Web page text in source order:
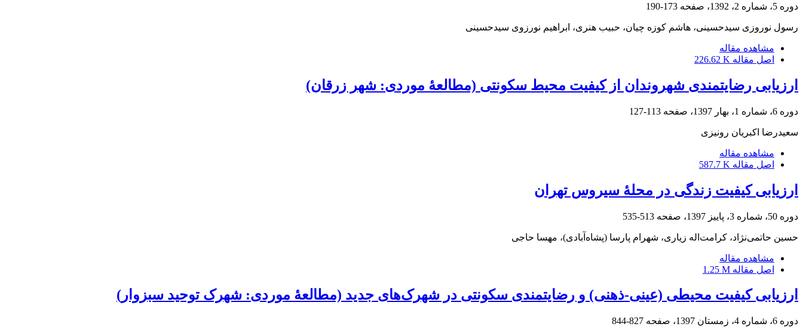
دوره 5، شماره 2، 1392، صفحه 173-190
رسول نوروزی سیدحسینی، هاشم کوزه چیان، حبیب هنری، ابراهیم نورزوی سیدحسینی
مشاهده مقاله
اصل مقاله 226.62 K
ارزیابی رضایتمندی شهروندان از کیفیت محیط سکونتی (مطالعۀ موردی: شهر زرقان)
دوره 6، شماره 1، بهار 1397، صفحه 113-127
سعیدرضا اکبریان رونیزی
مشاهده مقاله
اصل مقاله 587.7 K
ارزیابی کیفیت زندگی در محلۀ سیروس تهران
دوره 50، شماره 3، پاییز 1397، صفحه 513-535
حسین حاتمی‌نژاد، کرامت‌اله زیاری، شهرام پارسا (پشاه‌آبادی)، مهسا حاجی
مشاهده مقاله
اصل مقاله 1.25 M
ارزیابی کیفیت محیطی (عینی-ذهنی) و رضایتمندی سکونتی در شهرک‌های جدید (مطالعۀ موردی: شهرک توحید سبزوار)
دوره 6، شماره 4، زمستان 1397، صفحه 827-844